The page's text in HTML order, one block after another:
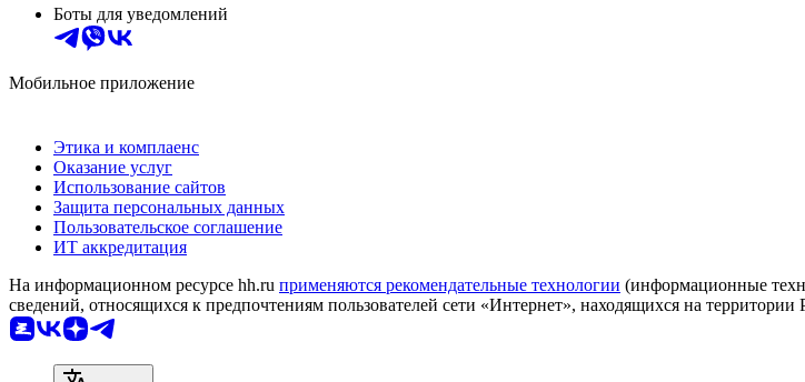
Боты для уведомлений
Мобильное приложение
Этика и комплаенс
Оказание услуг
Использование сайтов
Защита персональных данных
Пользовательское соглашение
ИТ аккредитация
На информационном ресурсе hh.ru применяются рекомендательные технологии (информационные
сведений, относящихся к предпочтениям пользователей сети «Интернет», находящихся на